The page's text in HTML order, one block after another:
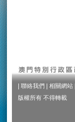
聯絡我們 相關網站
版權所有 不得轉載